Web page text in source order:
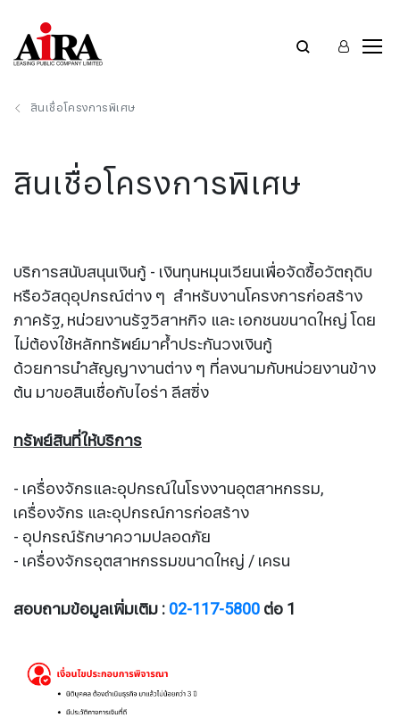
สินเชื่อโครงการพิเศษ
สินเชื่อโครงการพิเศษ
บริการสนับสนุนเงินกู้ - เงินทุนหมุนเวียนเพื่อจัดซื้อวัตถุดิบ
หรือวัสดุอุปกรณ์ต่าง ๆ สำหรับงานโครงการก่อสร้าง
ภาครัฐ, หน่วยงานรัฐวิสาหกิจ และ เอกชนขนาดใหญ่ โดย
ไม่ต้องใช้หลักทรัพย์มาค้ำประกันวงเงินกู้
ด้วยการนำสัญญางานต่าง ๆ ที่ลงนามกับหน่วยงานข้าง
ต้น มาขอสินเชื่อกับไอร่า ลีสซิ่ง
ทรัพย์สินที่ให้บริการ
- เครื่องจักรและอุปกรณ์ในโรงงานอุตสาหกรรม,
เครื่องจักร และอุปกรณ์การก่อสร้าง
- อุปกรณ์รักษาความปลอดภัย
- เครื่องจักรอุตสาหกรรมขนาดใหญ่ / เครน
สอบถามข้อมูลเพิ่มเติม :02-117-5800ต่อ 1